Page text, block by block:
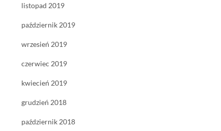
listopad 2019
październik 2019
wrzesień 2019
czerwiec 2019
kwiecień 2019
grudzień 2018
październik 2018